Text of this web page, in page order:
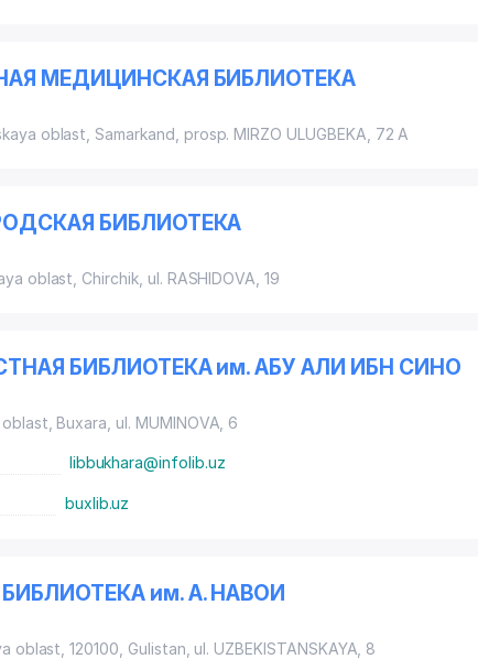
МЕДИЦИНСКАЯ БИБЛИОТЕКА
oblast, Samarkand, prosp. MIRZO ULUGBEKA , 72 A
БИБЛИОТЕКА
oblast, Chirchik, ul. RASHIDOVA, 19
БИБЛИОТЕКА им. АБУ АЛИ ИБН СИНО
Buxara, ul. MUMINOVA , 6
libbukhara@infolib.uz
buxlib.uz
им. А. НАВОИ
oblast, 120100, Gulistan, ul. UZBEKISTANSKAYA , 8